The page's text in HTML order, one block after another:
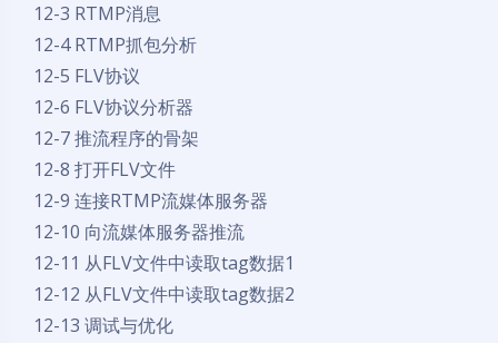
12-3 RTMP消息
12-4 RTMP抓包分析
12-5 FLV协议
12-6 FLV协议分析器
12-7 推流程序的骨架
12-8 打开FLV文件
12-9 连接RTMP流媒体服务器
12-10 向流媒体服务器推流
12-11 从FLV文件中读取tag数据1
12-12 从FLV文件中读取tag数据2
12-13 调试与优化